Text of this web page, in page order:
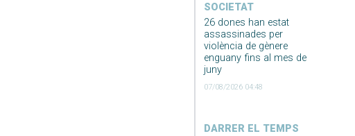
SOCIETAT
26 dones han estat
assassinades per
violència de gènere
enguany fins al mes de
juny
07/08/2026 04:48
DARRER EL TEMPS